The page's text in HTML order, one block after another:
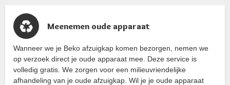
Meenemen oude apparaat
Wanneer we je Beko afzuigkap komen bezorgen, nemen we
op verzoek direct je oude apparaat mee. Deze service is
volledig gratis. We zorgen voor een milieuvriendelijke
afhandeling van je oude afzuigkap. Wil je je oude apparaat